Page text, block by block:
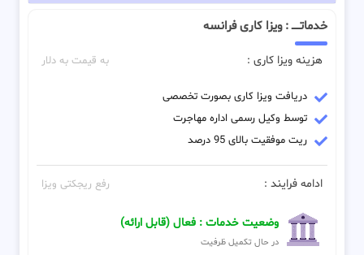
خدماتـــــ : ویزا کاری فرانسه
هزینه ویزا کاری : به قیمت به دلار
دریافت ویزا کاری بصورت تخصصی
توسط وکیل رسمی اداره مهاجرت
ریت موفقیت بالای 95 درصد
ادامه فرایند : رفع ریجکتی ویزا
وضعیت خدمات : فعال (قابل ارائه)
در حال تکمیل ظرفیت